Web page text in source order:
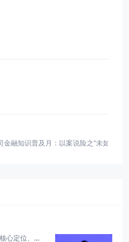
融知识普及月：以案说险之“未如实告知”
2026年7月30日，北京。民生ESG社区生态研究课题组成果发布会上，三公平台董事长王栎就平台核心定位、建设路径及未来规...